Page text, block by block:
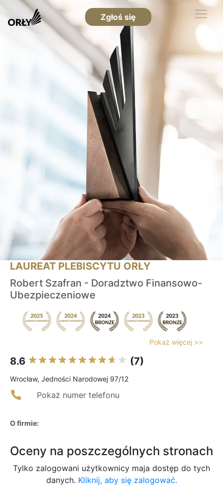
Zgłoś się
LAUREAT PLEBISCYTU ORŁY
Robert Szafran - Doradztwo Finansowo-
Ubezpieczeniowe
Pokaż więcej >>
8.6 (7)
Wrocław, Jedności Narodowej 97/12
Pokaż numer telefonu
O firmie:
Oceny na poszczególnych stronach
Tylko zalogowani użytkownicy maja dostęp do tych
danych. Kliknij, aby się zalogować.